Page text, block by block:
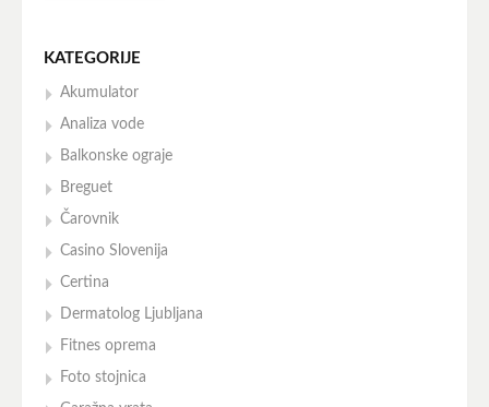
KATEGORIJE
Akumulator
Analiza vode
Balkonske ograje
Breguet
Čarovnik
Casino Slovenija
Certina
Dermatolog Ljubljana
Fitnes oprema
Foto stojnica